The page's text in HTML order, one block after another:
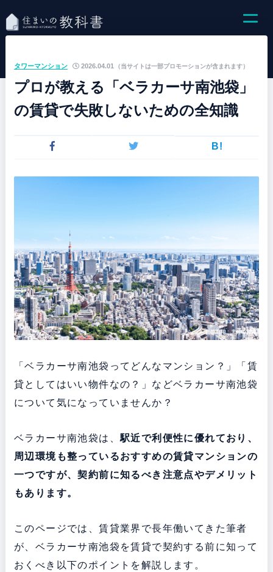
（当サイトは一部プロモーションが含まれます）
タワーマンション 2026.04.01
プロが教える「ベラカーサ南池袋」
の賃貸で失敗しないための全知識
B!
「ベラカーサ南池袋ってどんなマンション？」「賃
貸としてはいい物件なの？」などベラカーサ南池袋
について気になっていませんか？
ベラカーサ南池袋は、駅近で利便性に優れており、
周辺環境も整っているおすすめの賃貸マンションの
一つですが、契約前に知るべき注意点やデメリット
もあります。
このページでは、賃貸業界で長年働いてきた筆者
が、ベラカーサ南池袋を賃貸で契約する前に知って
おくべき以下のポイントを解説します。